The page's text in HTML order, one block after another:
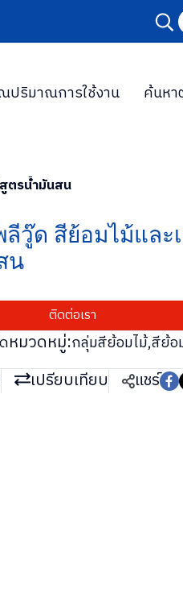
ปริมาณการใช้งาน ค้นหา
ตรน้ำมันสน
ลีวู๊ด สีย้อมไม้และ
น
ติดต่อเรา
หมวดหมู่:กลุ่มสีย้อมไม้,สีย้อ
เปรียบเทียบ แชร์